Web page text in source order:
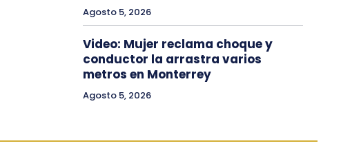
Agosto 5, 2026
Video: Mujer reclama choque y
conductor la arrastra varios
metros en Monterrey
Agosto 5, 2026